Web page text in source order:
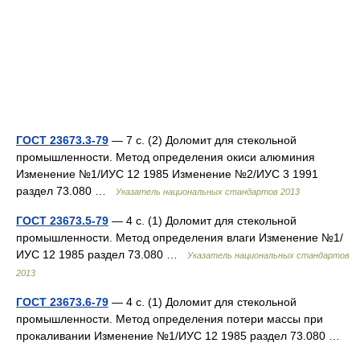
ГОСТ 23673.3-79 — 7 с. (2) Доломит для стекольной
промышленности. Метод определения окиси алюминия
Изменение №1/ИУС 12 1985 Изменение №2/ИУС 3 1991
раздел 73.080 …
Указатель национальных стандартов 2013
ГОСТ 23673.5-79 — 4 с. (1) Доломит для стекольной
промышленности. Метод определения влаги Изменение №1/
ИУС 12 1985 раздел 73.080 …
Указатель национальных стандартов
2013
ГОСТ 23673.6-79 — 4 с. (1) Доломит для стекольной
промышленности. Метод определения потери массы при
прокаливании Изменение №1/ИУС 12 1985 раздел 73.080 …